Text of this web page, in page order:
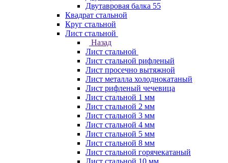
Двутавровая балка 55
Квадрат стальной
Круг стальной
Лист стальной
Назад
Лист стальной
Лист стальной рифленый
Лист просечно вытяжной
Лист металла холоднокатаный
Лист рифленый чечевица
Лист стальной 1 мм
Лист стальной 2 мм
Лист стальной 3 мм
Лист стальной 4 мм
Лист стальной 5 мм
Лист стальной 8 мм
Лист стальной горячекатаный
Лист стальной 10 мм